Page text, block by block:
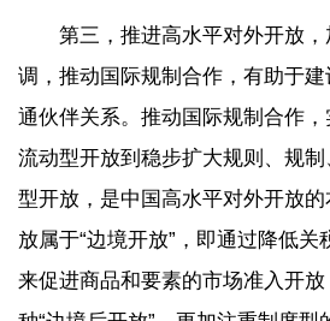
第三，推进高水平对外开放
调，推动国际规制合作，有助于
通伙伴关系。推动国际规制合作
流动型开放到稳步扩大规则、规
型开放，是中国高水平对外开放
放属于“边境开放”，即通过降低关
来促进商品和要素的市场准入开